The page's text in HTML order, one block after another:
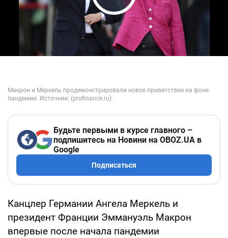
Play Video
Будьте первыми в курсе главного –
подпишитесь на Новини на OBOZ.UA в
Google
Подписаться
Канцлер Германии Ангела Меркель и
президент Франции Эммануэль Макрон
впервые после начала пандемии